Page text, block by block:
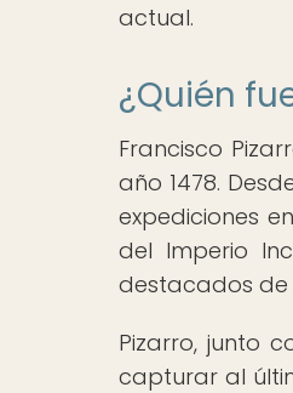
actual.
¿Quién
Francisco
año 1478.
expediciones
del Imperio
destacados de
Pizarro, junto
capturar al